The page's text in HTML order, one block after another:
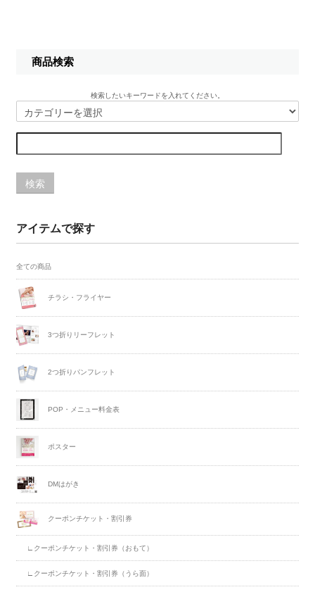
商品検索
検索したいキーワードを入れてください。
検索
アイテムで探す
全ての商品
チラシ・フライヤー
3つ折りリーフレット
2つ折りパンフレット
POP・メニュー料金表
ポスター
DMはがき
クーポンチケット・割引券
∟クーポンチケット・割引券（おもて）
∟クーポンチケット・割引券（うら面）